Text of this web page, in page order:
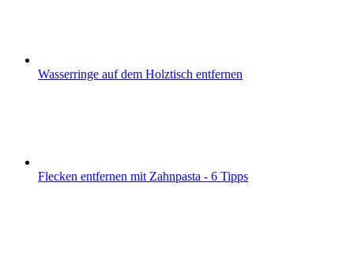
Wasserringe auf dem Holztisch entfernen
Flecken entfernen mit Zahnpasta - 6 Tipps